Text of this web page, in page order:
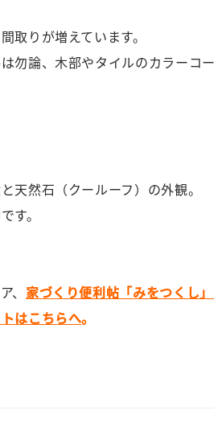
取りが増えています。
勿論、木部やタイルのカラーコ
天然石（クールーフ）の外観。
す。
家づくり便利帖「みをつくし
はこちらへ。